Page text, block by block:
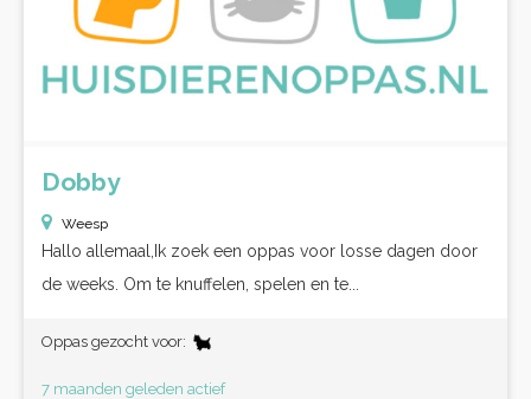
Dobby
Weesp
Hallo allemaal,Ik zoek een oppas voor losse dagen door
de weeks. Om te knuffelen, spelen en te...
Oppas gezocht voor:
7 maanden geleden actief